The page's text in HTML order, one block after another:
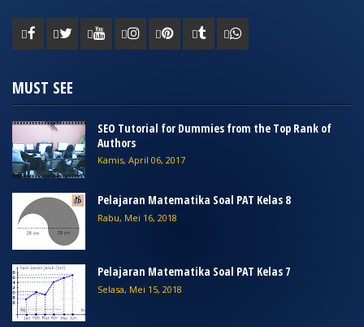
MUST SEE
SEO Tutorial for Dummies from the Top Rank of
Authors
Kamis, April 06, 2017
Pelajaran Matematika Soal PAT Kelas 8
Rabu, Mei 16, 2018
Pelajaran Matematika Soal PAT Kelas 7
Selasa, Mei 15, 2018